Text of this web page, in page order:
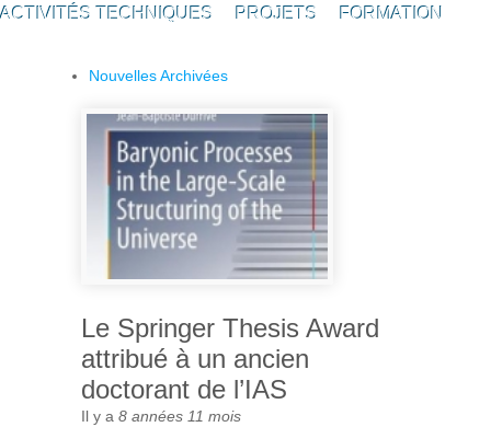
ACTIVITÉS TECHNIQUES PROJETS FORMATION
Nouvelles Archivées
Le Springer Thesis Award
attribué à un ancien
doctorant de l’IAS
Il y a 8 années 11 mois